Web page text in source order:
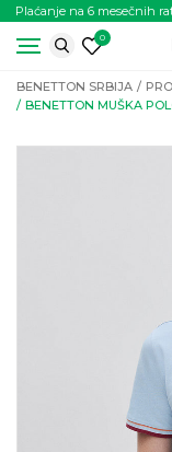
Plaćanje na 6 mesečnih
0
BENETTON SRBIJA
BENETTON MUŠKA